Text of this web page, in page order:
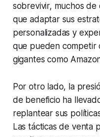
sobrevivir, muchos de
que adaptar sus
personalizadas y
que pueden competir
gigantes como
Por otro lado, la
de beneficio ha
replantear sus
Las tácticas de venta